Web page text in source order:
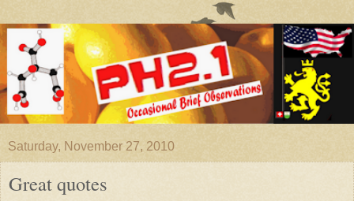
Saturday, November 27, 2010
Great quotes